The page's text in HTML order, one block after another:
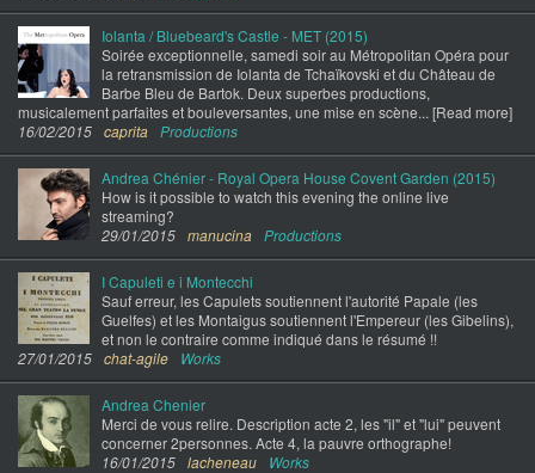
Iolanta / Bluebeard's Castle - MET (2015)
Soirée exceptionnelle, samedi soir au Métropolitan Opéra pour
la retransmission de Iolanta de Tchaïkovski et du Château de
Barbe Bleu de Bartok. Deux superbes productions,
musicalement parfaites et bouleversantes, une mise en scène... [Read more]
16/02/2015 caprita Productions
Andrea Chénier - Royal Opera House Covent Garden (2015)
How is it possible to watch this evening the online live
streaming?
29/01/2015 manucina Productions
I Capuleti e i Montecchi
Sauf erreur, les Capulets soutiennent l'autorité Papale (les
Guelfes) et les Montaigus soutiennent l'Empereur (les Gibelins),
et non le contraire comme indiqué dans le résumé !!
27/01/2015 chat-agile Works
Andrea Chenier
Merci de vous relire. Description acte 2, les "il" et "lui" peuvent
concerner 2personnes. Acte 4, la pauvre orthographe!
16/01/2015 lacheneau Works